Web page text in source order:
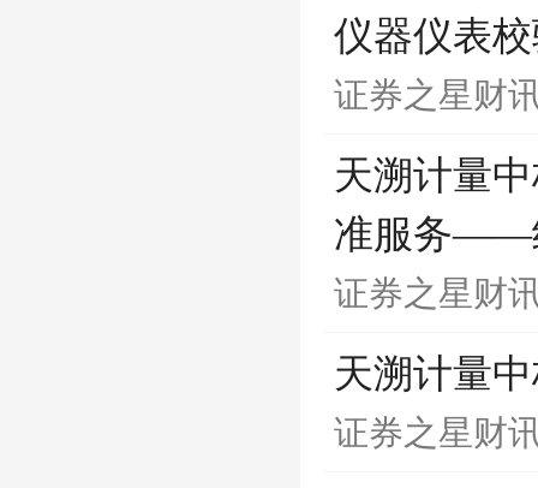
仪器仪表
证券之星财
天溯计量
准服务——
证券之星财
天溯计量
证券之星财